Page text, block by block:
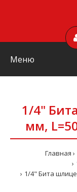
Меню
1/4"
мм,
Главная
1/4" Бита